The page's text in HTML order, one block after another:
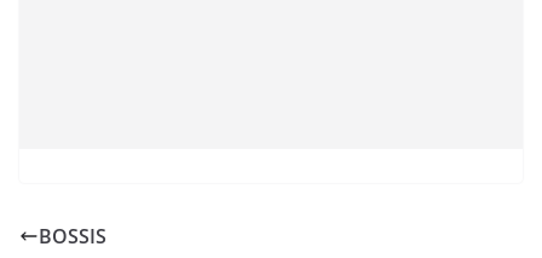
BOSSIS